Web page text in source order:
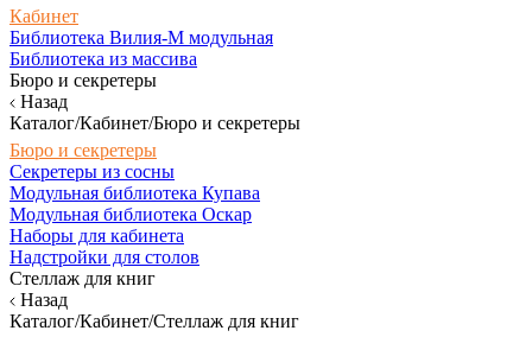
Кабинет
Библиотека Вилия-М модульная
Библиотека из массива
Бюро и секретеры
Назад
Каталог/Кабинет/Бюро и секретеры
Бюро и секретеры
Секретеры из сосны
Модульная библиотека Купава
Модульная библиотека Оскар
Наборы для кабинета
Надстройки для столов
Стеллаж для книг
Назад
Каталог/Кабинет/Стеллаж для книг